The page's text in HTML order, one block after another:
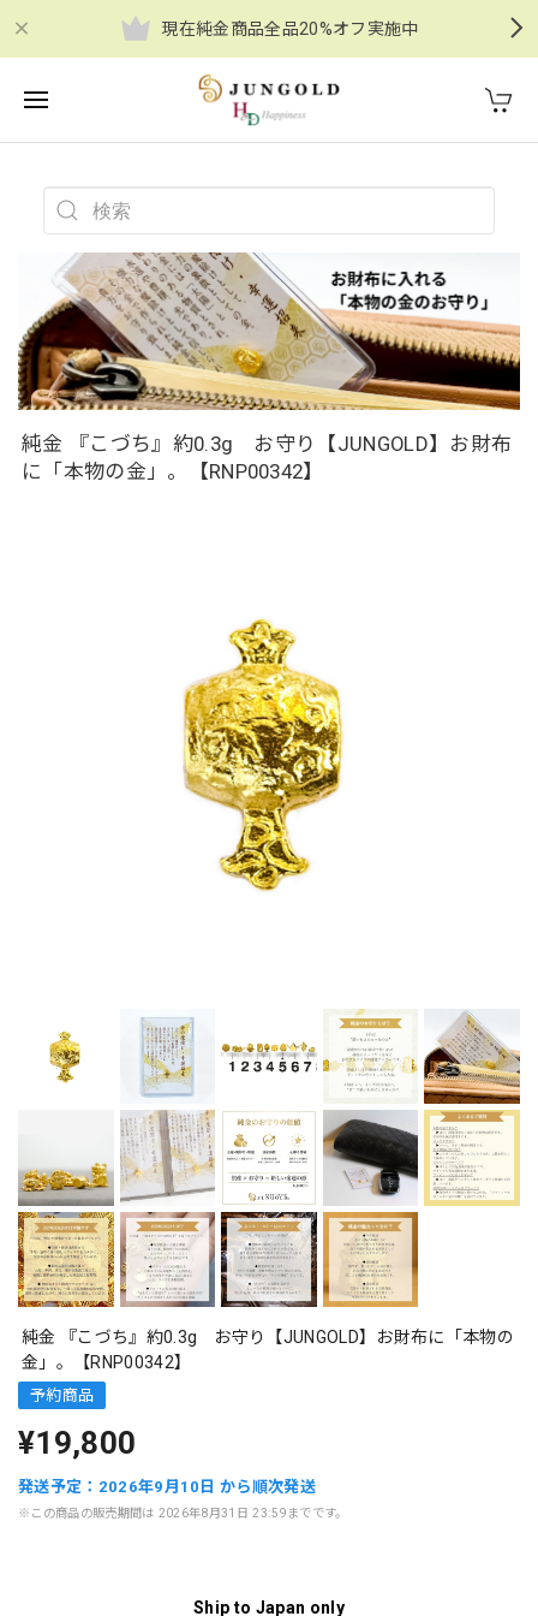
現在純金商品全品20%オフ実施中
純金 『こづち』約0.3g お守り【JUNGOLD】お財布
に「本物の金」。【RNP00342】
純金 『こづち』約0.3g お守り【JUNGOLD】お財布に「本物の
金」。【RNP00342】
予約商品
¥19,800
発送予定：2026年9月10日 から順次発送
※この商品の販売期間は 2026年8月31日 23:59までです。
Ship to Japan only